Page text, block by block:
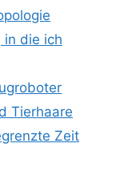
in die ich
Tierhaare
Zeit